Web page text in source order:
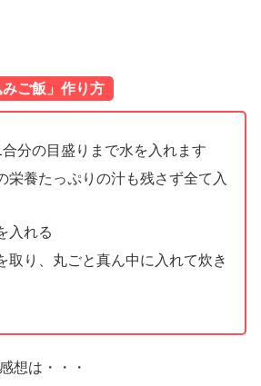
みご飯」作り方
分の目盛りまで水を入れます
栄養たっぷりの汁も残さず全て入
入れる
取り、丸ごと真ん中に入れて炊き
想は・・・